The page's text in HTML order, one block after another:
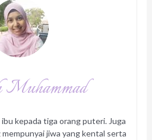
kepada tiga orang puteri. Juga
jiwa yang kental serta